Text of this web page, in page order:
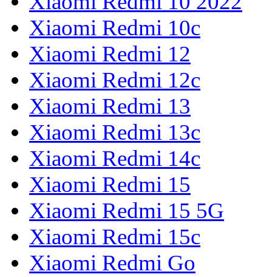
Xiaomi Redmi 10с
Xiaomi Redmi 12
Xiaomi Redmi 12с
Xiaomi Redmi 13
Xiaomi Redmi 13с
Xiaomi Redmi 14с
Xiaomi Redmi 15
Xiaomi Redmi 15 5G
Xiaomi Redmi 15c
Xiaomi Redmi Go